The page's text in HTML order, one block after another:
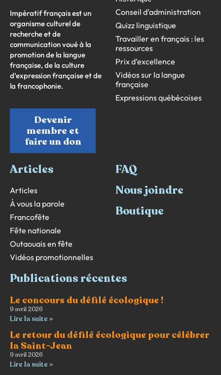
Impératif français est un
organisme culturel de
recherche et de
communication voué à la
promotion de la langue
française, de la culture
d’expression française et de
la francophonie.
Devenir
membre et
faire un don
Conseil d’administration
Quizz linguistique
Travailler en français : les
ressources
Prix d’excellence
Vidéos sur la langue
française
Expressions québécoises
Articles
Articles
À vous la parole
Francofête
Fête nationale
Outaouais en fête
Vidéos promotionnelles
FAQ
Nous joindre
Boutique
Publications récentes
Le concours du défilé écologique !
9 avril 2026
Lire la suite »
Le retour du défilé écologique pour célébrer
la Saint-Jean
9 avril 2026
Lire la suite »